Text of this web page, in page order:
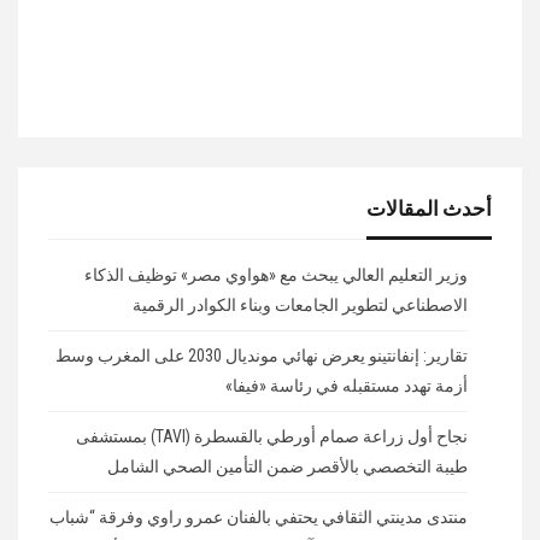
أحدث المقالات
وزير التعليم العالي يبحث مع «هواوي مصر» توظيف الذكاء
الاصطناعي لتطوير الجامعات وبناء الكوادر الرقمية
تقارير: إنفانتينو يعرض نهائي مونديال 2030 على المغرب وسط
أزمة تهدد مستقبله في رئاسة «فيفا»
نجاح أول زراعة صمام أورطي بالقسطرة (TAVI) بمستشفى
طيبة التخصصي بالأقصر ضمن التأمين الصحي الشامل
منتدى مدينتي الثقافي يحتفي بالفنان عمرو راوي وفرقة “شباب